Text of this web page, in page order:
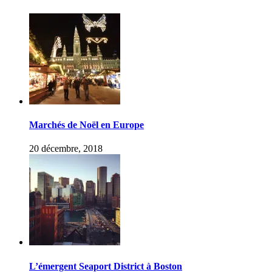
Marchés de Noël en Europe
20 décembre, 2018
L’émergent Seaport District à Boston